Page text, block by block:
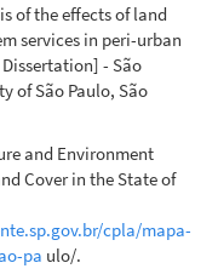
of the effects of land
services in peri-urban
- São
of São Paulo, São
and Environment
Cover in the State of
cpla/mapa-
pa ulo/.